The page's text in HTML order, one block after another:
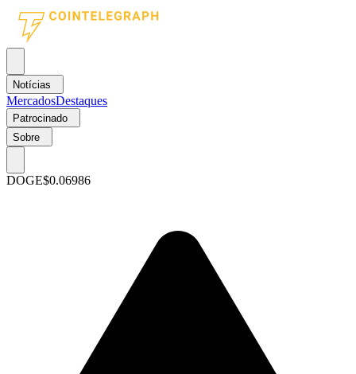
Notícias
MercadosDestaques
Patrocinado
Sobre
DOGE$0.06986